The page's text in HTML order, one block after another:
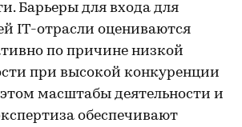
Барьеры для входа для
IT-отрасли оцениваются
по причине низкой
при высокой конкуренции
масштабы деятельности и
обеспечивают